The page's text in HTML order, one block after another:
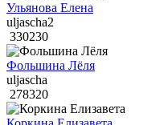
Ульянова Елена
uljascha2
330230
Фольшина Лёля
uljascha
278320